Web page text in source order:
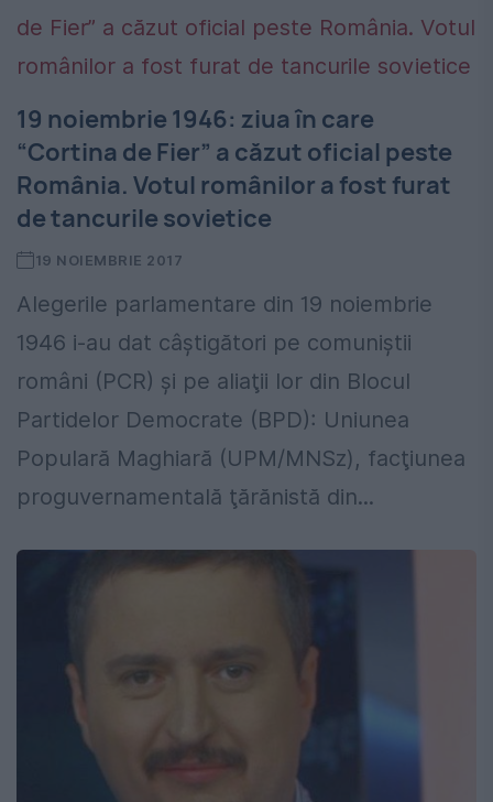
19 noiembrie 1946: ziua în care
“Cortina de Fier” a căzut oficial peste
România. Votul românilor a fost furat
de tancurile sovietice
19 NOIEMBRIE 2017
Alegerile parlamentare din 19 noiembrie
1946 i-au dat câştigători pe comuniştii
români (PCR) şi pe aliaţii lor din Blocul
Partidelor Democrate (BPD): Uniunea
Populară Maghiară (UPM/MNSz), facţiunea
proguvernamentală ţărănistă din...